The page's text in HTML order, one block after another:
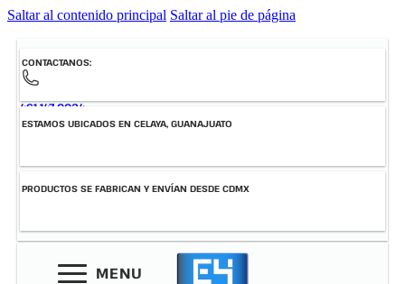
Saltar al contenido principal Saltar al pie de página
CONTACTANOS:
461-147-0034
ESTAMOS UBICADOS EN CELAYA, GUANAJUATO
PRODUCTOS SE FABRICAN Y ENVÍAN DESDE CDMX
MENU